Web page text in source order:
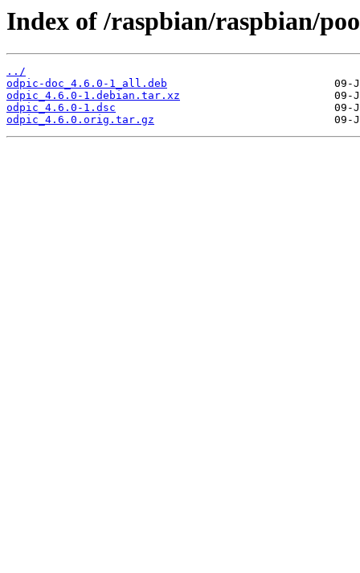
Index of /raspbian/raspbian/
../
odpic-doc_4.6.0-1_all.deb
odpic_4.6.0-1.debian.tar.xz
odpic_4.6.0-1.dsc
odpic_4.6.0.orig.tar.gz